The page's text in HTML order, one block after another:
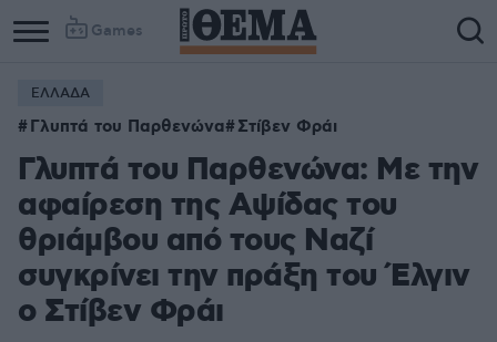
Games
ΕΛΛΑΔΑ
Γλυπτά του Παρθενώνα Στίβεν Φράι
Γλυπτά του Παρθενώνα: Με την
αφαίρεση της Αψίδας του
θριάμβου από τους Ναζί
συγκρίνει την πράξη του Έλγιν
ο Στίβεν Φράι